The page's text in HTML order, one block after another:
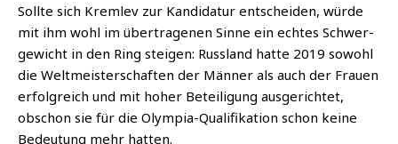
Soll­te sich Kreml­ev zur Kan­di­da­tur ent­schei­den, wür­de
mit ihm wohl im über­tra­ge­nen Sin­ne ein ech­tes Schwer­
ge­wicht in den Ring stei­gen: Russ­land hat­te 2019 sowohl
die Welt­meis­ter­schaf­ten der Män­ner als auch der Frau­en
erfolg­reich und mit hoher Betei­li­gung aus­ge­rich­tet,
obschon sie für die Olym­pia-Qua­li­fi­ka­ti­on schon kei­ne
Bedeu­tung mehr hatten.